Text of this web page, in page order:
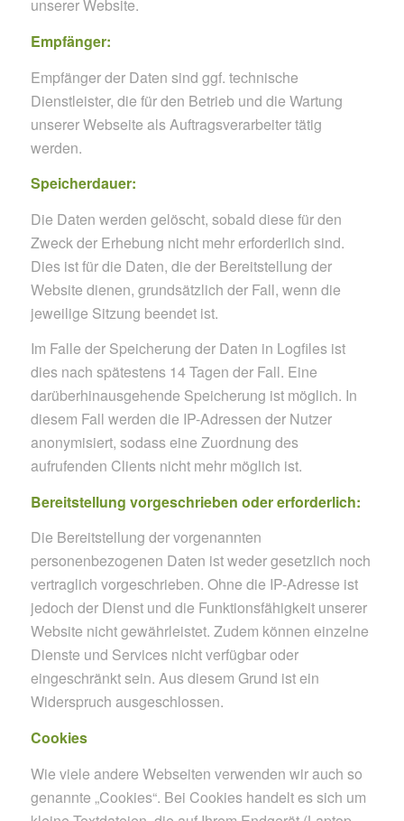
unserer Website.
Empfänger:
Empfänger der Daten sind ggf. technische
Dienstleister, die für den Betrieb und die Wartung
unserer Webseite als Auftragsverarbeiter tätig
werden.
Speicherdauer:
Die Daten werden gelöscht, sobald diese für den
Zweck der Erhebung nicht mehr erforderlich sind.
Dies ist für die Daten, die der Bereitstellung der
Website dienen, grundsätzlich der Fall, wenn die
jeweilige Sitzung beendet ist.
Im Falle der Speicherung der Daten in Logfiles ist
dies nach spätestens 14 Tagen der Fall. Eine
darüberhinausgehende Speicherung ist möglich. In
diesem Fall werden die IP-Adressen der Nutzer
anonymisiert, sodass eine Zuordnung des
aufrufenden Clients nicht mehr möglich ist.
Bereitstellung vorgeschrieben oder erforderlich:
Die Bereitstellung der vorgenannten
personenbezogenen Daten ist weder gesetzlich noch
vertraglich vorgeschrieben. Ohne die IP-Adresse ist
jedoch der Dienst und die Funktionsfähigkeit unserer
Website nicht gewährleistet. Zudem können einzelne
Dienste und Services nicht verfügbar oder
eingeschränkt sein. Aus diesem Grund ist ein
Widerspruch ausgeschlossen.
Cookies
Wie viele andere Webseiten verwenden wir auch so
genannte „Cookies“. Bei Cookies handelt es sich um